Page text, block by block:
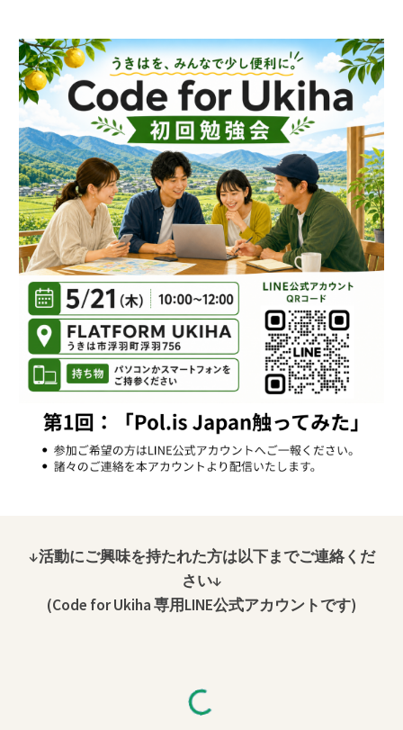
↓活動にご興味を持たれた方は以下までご連絡くだ
さい↓
(Code for Ukiha 専用LINE公式アカウントです)